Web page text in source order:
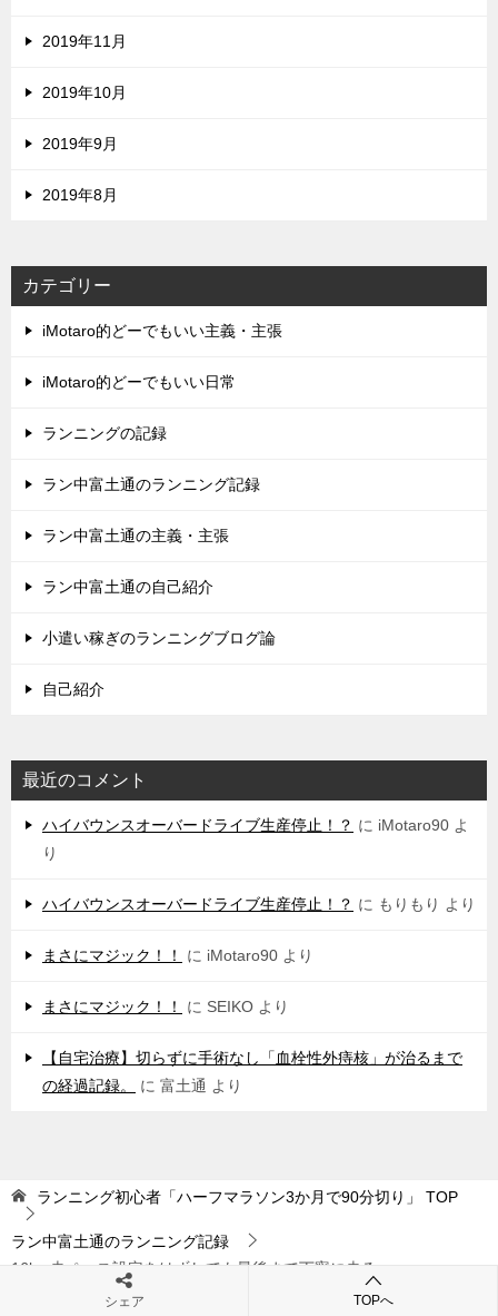
2019年11月
2019年10月
2019年9月
2019年8月
カテゴリー
iMotaro的どーでもいい主義・主張
iMotaro的どーでもいい日常
ランニングの記録
ラン中富土通のランニング記録
ラン中富土通の主義・主張
ラン中富土通の自己紹介
小遣い稼ぎのランニングブログ論
自己紹介
最近のコメント
ハイバウンスオーバードライブ生産停止！？ に iMotaro90 よ
り
ハイバウンスオーバードライブ生産停止！？ に もりもり より
まさにマジック！！ に iMotaro90 より
まさにマジック！！ に SEIKO より
【自宅治療】切らずに手術なし「血栓性外痔核」が治るまで
の経過記録。
に 富土通 より
ランニング初心者「ハーフマラソン3か月で90分切り」 TOP
ラン中富土通のランニング記録
16km走ペース設定をはずしても最後まで丁寧に走る
シェア TOPへ